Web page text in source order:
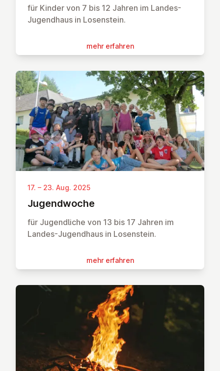
für Kinder von 7 bis 12 Jahren im Landes-
Jugendhaus in Losenstein.
mehr erfahren
17. – 23. Aug. 2025
Ju­gend­wo­che
für Jugendliche von 13 bis 17 Jahren im
Landes-Jugendhaus in Losenstein.
mehr erfahren